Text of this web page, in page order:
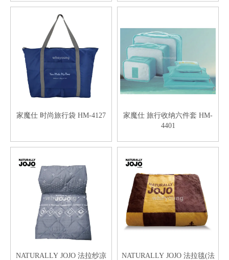
家魔仕 时尚旅行袋 HM-4127
家魔仕 旅行收纳六件套 HM-
4401
NATURALLY JOJO 法拉纱凉
NATURALLY JOJO 法拉毯(法